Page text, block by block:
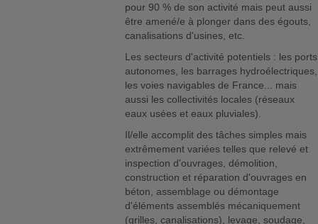
pour 90 % de son activité mais peut aussi
être amené/e à plonger dans des égouts,
canalisations d'usines, etc.
Les secteurs d'activité potentiels : les ports
autonomes, les barrages hydroélectriques,
les voies navigables de France... mais
aussi les collectivités locales (réseaux
eaux usées et eaux pluviales).
Il/elle accomplit des tâches simples mais
extrêmement variées telles que relevé et
inspection d'ouvrages, démolition,
construction et réparation d'ouvrages en
béton, assemblage ou démontage
d'éléments assemblés mécaniquement
(grilles, canalisations), levage, soudage,